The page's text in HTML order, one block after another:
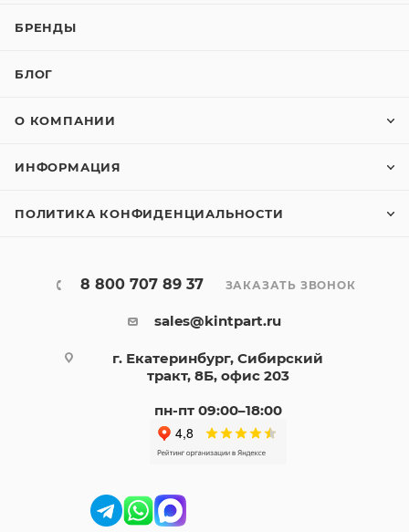
БРЕНДЫ
БЛОГ
О КОМПАНИИ
ИНФОРМАЦИЯ
ПОЛИТИКА КОНФИДЕНЦИАЛЬНОСТИ
8 800 707 89 37 ЗАКАЗАТЬ ЗВОНОК
sales@kintpart.ru
г. Екатеринбург, Сибирский
тракт, 8Б, офис 203
пн-пт 09:00–18:00